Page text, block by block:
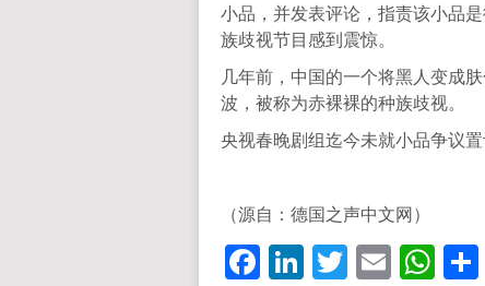
小品，并发表评论，指责该小品
族歧视节目感到震惊。
几年前，中国的一个将黑人变成
波，被称为赤裸裸的种族歧视。
央视春晚剧组迄今未就小品争议置
（源自：德国之声中文网）
Facebook
LinkedIn
Twitter
Email